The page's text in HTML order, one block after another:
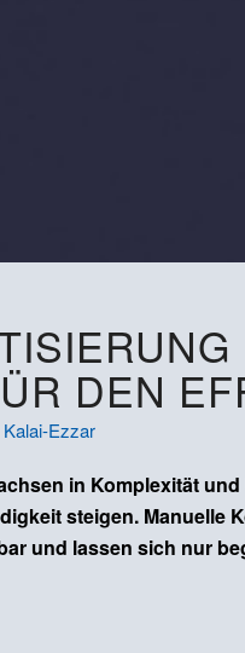
DEN
Ezzar
in Komplexität
steigen. Manuelle
und lassen sich nur